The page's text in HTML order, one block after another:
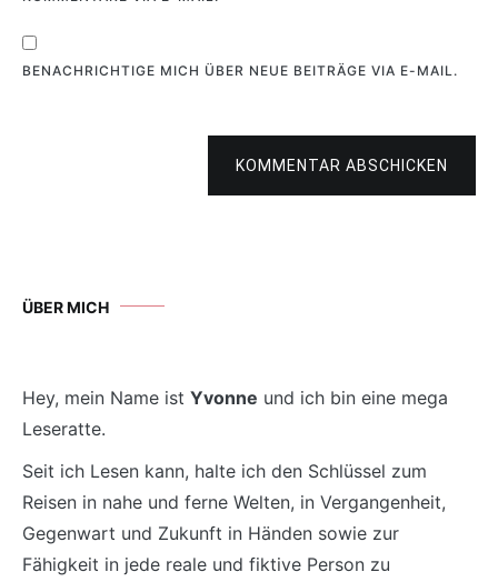
BENACHRICHTIGE MICH ÜBER NEUE BEITRÄGE VIA E-MAIL.
KOMMENTAR ABSCHICKEN
ÜBER MICH
Hey, mein Name ist Yvonne und ich bin eine mega
Leseratte.
Seit ich Lesen kann, halte ich den Schlüssel zum
Reisen in nahe und ferne Welten, in Vergangenheit,
Gegenwart und Zukunft in Händen sowie zur
Fähigkeit in jede reale und fiktive Person zu